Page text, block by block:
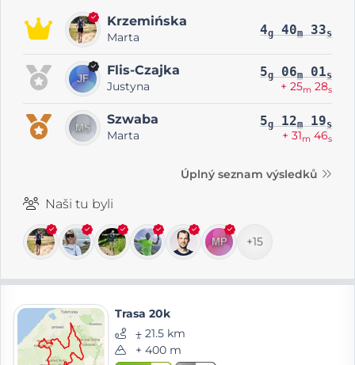
Krzemińska
Marta 4g 40m 33s
Flis-Czajka
Justyna
5g 06m 01s
+ 25m 28s
Szwaba
Marta
5g 12m 19s
+ 31m 46s
Úplný seznam výsledků
Naši tu byli
+15
Trasa 20k
⨦ 21.5 km
+ 400 m